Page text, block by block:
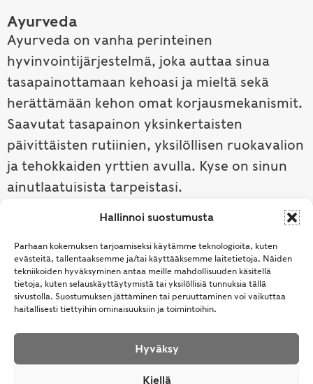
Hallinnoi suostumusta
Parhaan kokemuksen tarjoamiseksi käytämme teknologioita, kuten
evästeitä, tallentaaksemme ja/tai käyttääksemme laitetietoja. Näiden
tekniikoiden hyväksyminen antaa meille mahdollisuuden käsitellä
tietoja, kuten selauskäyttäytymistä tai yksilöllisiä tunnuksia tällä
sivustolla. Suostumuksen jättäminen tai peruuttaminen voi vaikuttaa
haitallisesti tiettyihin ominaisuuksiin ja toimintoihin.
Hyväksy
Kiellä
Ayurveda
Ayurveda on vanha perinteinen
hyvinvointijärjestelmä, joka auttaa sinua
tasapainottamaan kehoasi ja mieltä sekä
herättämään kehon omat korjausmekanismit.
Saavutat tasapainon yksinkertaisten
päivittäisten rutiinien, yksilöllisen ruokavalion
ja tehokkaiden yrttien avulla. Kyse on sinun
ainutlaatuisista tarpeistasi.
Tutustu ayurvedaan →
© Samhita | Ayurveda -tuotteita suomalaisille jo